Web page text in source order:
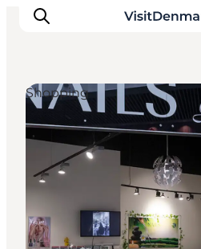
Inspirations
Destinations
Quoi faire
Hébergements
Planifiez votre voyage
Shopping